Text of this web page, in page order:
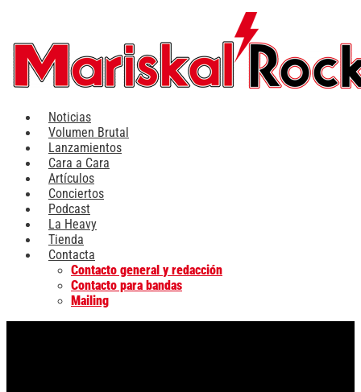
contenido
Noticias
Volumen Brutal
Lanzamientos
Cara a Cara
Artículos
Conciertos
Podcast
La Heavy
Tienda
Contacta
Contacto general y redacción
Contacto para bandas
Mailing